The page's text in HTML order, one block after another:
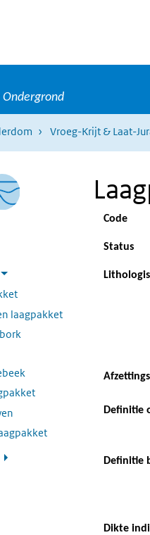
Vroeg-Krijt & Laat-
Code
Status
Definitie
Definitie
Dikte
laagpakket